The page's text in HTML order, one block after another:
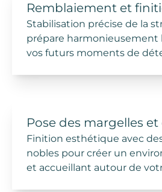
Remblaiement et
Stabilisation précise de la
prépare harmonieusement
vos futurs moments de
Pose des margelles et
Finition esthétique avec
nobles pour créer un
et accueillant autour de